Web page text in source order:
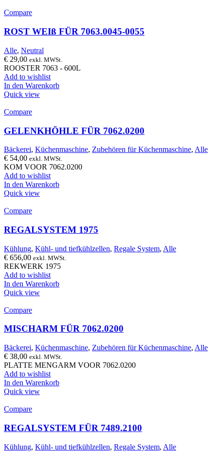
Compare
ROST WEIß FÜR 7063.0045-0055
Alle, Neutral
€ 29,00 exkl. MWSt.
ROOSTER 7063 - 600L
Add to wishlist
In den Warenkorb
Quick view
Compare
GELENKHÖHLE FÜR 7062.0200
Bäckerei, Küchenmaschine, Zubehören für Küchenmaschine, Alle
€ 54,00 exkl. MWSt.
KOM VOOR 7062.0200
Add to wishlist
In den Warenkorb
Quick view
Compare
REGALSYSTEM 1975
Kühlung, Kühl- und tiefkühlzellen, Regale System, Alle
€ 656,00 exkl. MWSt.
REKWERK 1975
Add to wishlist
In den Warenkorb
Quick view
Compare
MISCHARM FÜR 7062.0200
Bäckerei, Küchenmaschine, Zubehören für Küchenmaschine, Alle
€ 38,00 exkl. MWSt.
PLATTE MENGARM VOOR 7062.0200
Add to wishlist
In den Warenkorb
Quick view
Compare
REGALSYSTEM FÜR 7489.2100
Kühlung, Kühl- und tiefkühlzellen, Regale System, Alle